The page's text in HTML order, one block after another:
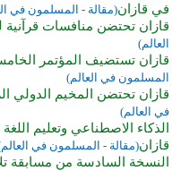
في قازان(مقالة - المسلمون في
قازان تحتضن منافسات قرآنية
العالم)
قازان تستضيف المؤتمر
المسلمون في العالم)
قازان تحتضن المخيم الدولي
في العالم)
الذكاء الاصطناعي وتعليم
قازان(مقالة - المسلمون في
النسخة السادسة من مسابقة